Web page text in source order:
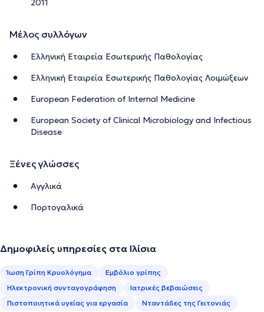
2011
Μέλος συλλόγων
Ελληνική Εταιρεία Εσωτερικής Παθολογίας
Ελληνική Εταιρεία Εσωτερικής Παθολογίας Λοιμώξεων
European Federation of Internal Medicine
European Society of Clinical Microbiology and Infectious
Disease
Ξένες γλώσσες
Αγγλικά
Πορτογαλικά
Δημοφιλείς υπηρεσίες στα Ιλίσια
Ίωση Γρίπη Κρυολόγημα
Εμβόλιο γρίπης
Ηλεκτρονική συνταγογράφηση
Ιατρικές βεβαιώσεις
Πιστοποιητικά υγείας για εργασία
Νταντάδες της Γειτονιάς